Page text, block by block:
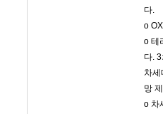
다.
o
o 테
다.
차
망
o 차